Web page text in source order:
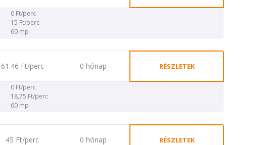
0 Ft/perc
15 Ft/perc
60 mp
61.46 Ft/perc 0 hónap RÉSZLETEK
0 Ft/perc
18,75 Ft/perc
60 mp
45 Ft/perc 0 hónap RÉSZLETEK